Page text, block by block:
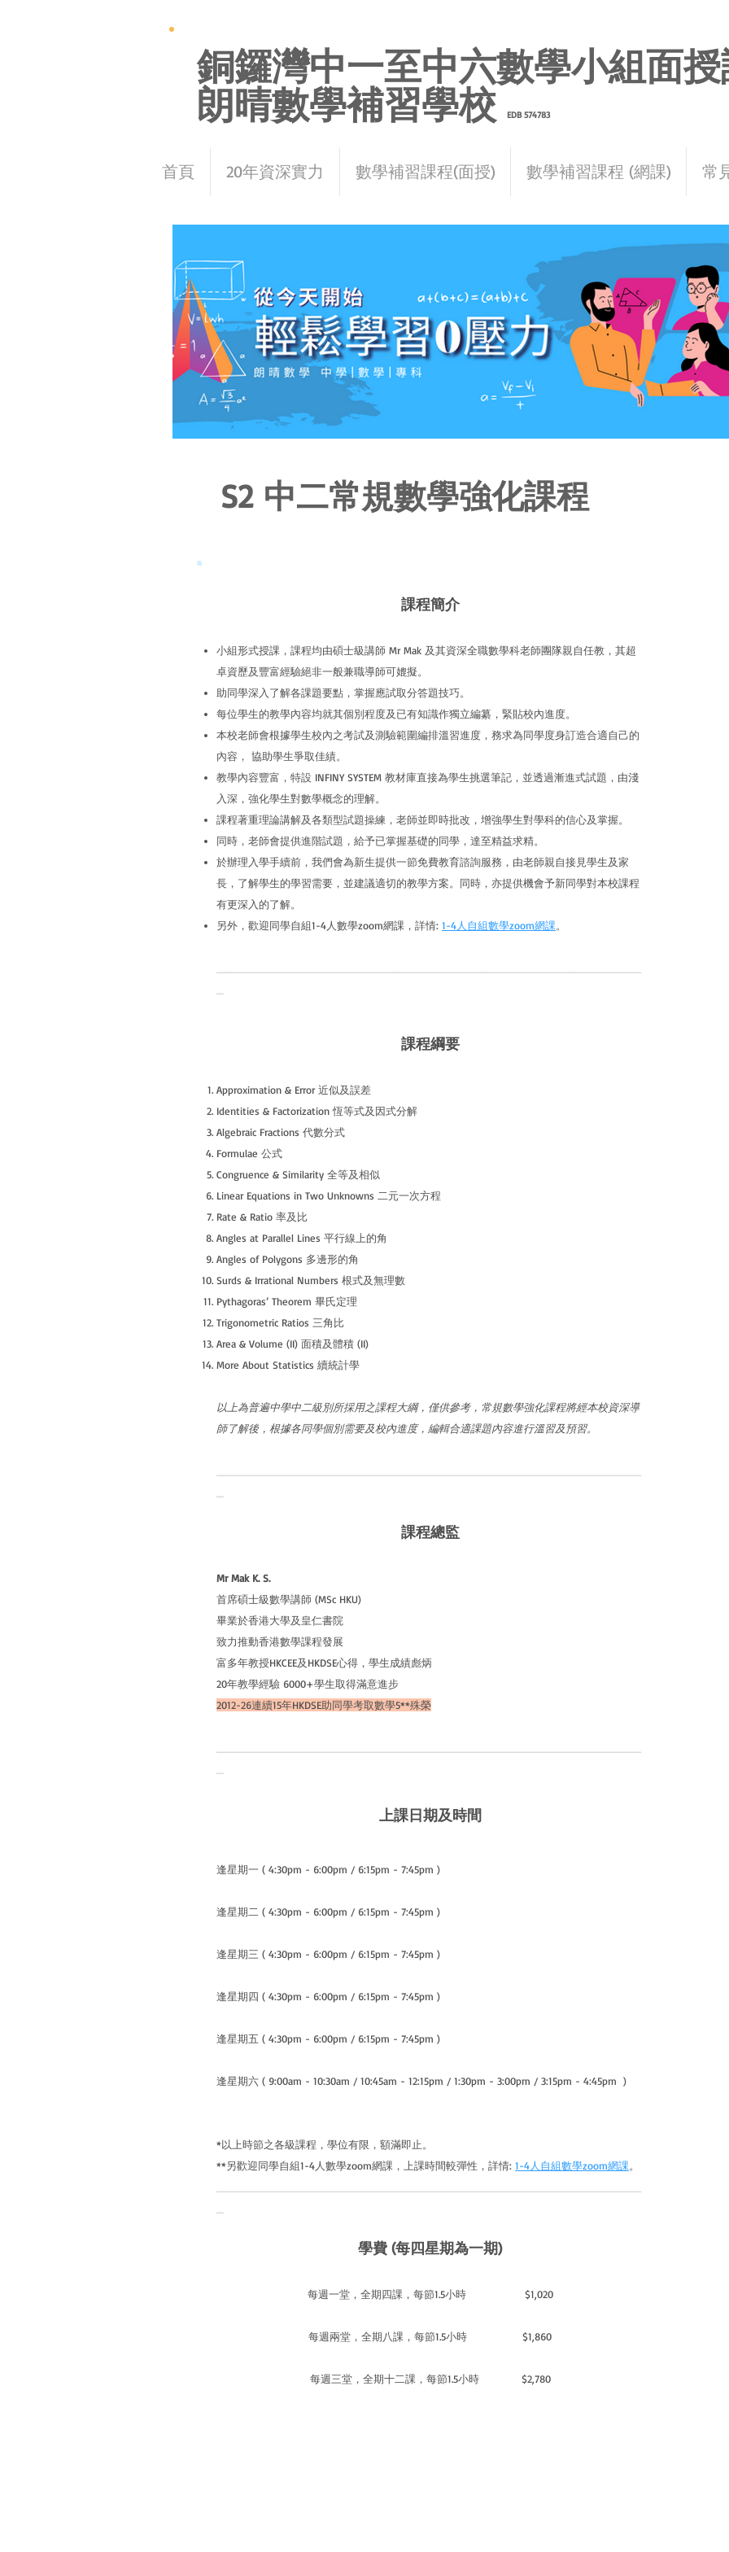
銅鑼灣中一至中六數學小組面
朗晴數學補習學校
EDB 574783朗晴數學補習社
首頁 20年資深實力 數學補習課程(面授) 數學補習課程 (網課) 常
S2 中二常規數學強化課程
課程簡介
小組形式授課，課程均由碩士級講師 Mr Mak 及其資深全職數學科老師團隊親自任教，其超
卓資歷及豐富經驗絕非一般兼職導師可媲擬。
助同學深入了解各課題要點，掌握應試取分答題技巧。
每位學生的教學內容均就其個別程度及已有知識作獨立編纂，緊貼校內進度。
本校老師會根據學生校內之考試及測驗範圍編排溫習進度，務求為同學度身訂造合適自己的
內容， 協助學生爭取佳績。
教學內容豐富，特設 INFINY SYSTEM 教材庫直接為學生挑選筆記，並透過漸進式試題，由淺
入深，強化學生對數學概念的理解。
課程著重理論講解及各類型試題操練，老師並即時批改，增強學生對學科的信心及掌握。
同時，老師會提供進階試題，給予已掌握基礎的同學，達至精益求精。
於辦理入學手續前，我們會為新生提供一節免費教育諮詢服務，由老師親自接見學生及家
長，了解學生的學習需要，並建議適切的教學方案。同時，亦提供機會予新同學對本校課程
有更深入的了解。
另外，歡迎同學自組1-4人數學zoom網課，詳情: 1-4人自組數學zoom網課。
課程綱要
Approximation & Error 近似及誤差
Identities & Factorization 恆等式及因式分解
Algebraic Fractions 代數分式
Formulae 公式
Congruence & Similarity 全等及相似
Linear Equations in Two Unknowns 二元一次方程
Rate & Ratio 率及比
Angles at Parallel Lines 平行線上的角
Angles of Polygons 多邊形的角
Surds & Irrational Numbers 根式及無理數
Pythagoras’ Theorem 畢氏定理
Trigonometric Ratios 三角比
Area & Volume (II) 面積及體積 (II)
More About Statistics 續統計學
以上為普遍中學中二級別所採用之課程大綱，僅供參考，常規數學強化課程將經本校資深導
師了解後，根據各同學個別需要及校內進度，編輯合適課題內容進行溫習及預習。
課程總監
Mr Mak K. S.
首席碩士級數學講師 (MSc HKU)
畢業於香港大學及皇仁書院
致力推動香港數學課程發展
富多年教授HKCEE及HKDSE心得，學生成績彪炳
20年教學經驗 6000+學生取得滿意進步
2012-26連續15年HKDSE助同學考取數學5**殊榮
上課日期及時間
​逢星期一 ( 4:30pm - 6:00pm / 6:15pm - 7:45pm )
逢星期二 ( 4:30pm - 6:00pm / 6:15pm - 7:45pm )
逢星期三 ( 4:30pm - 6:00pm / 6:15pm - 7:45pm )
逢星期四 ( 4:30pm - 6:00pm / 6:15pm - 7:45pm )
逢星期五 ( 4:30pm - 6:00pm / 6:15pm - 7:45pm )
逢星期六 ( 9:00am - 10:30am / 10:45am - 12:15pm / 1:30pm - 3:00pm / 3:15pm - 4:45pm )
​*以上時節之各級課程，學位有限，額滿即止。
**另歡迎同學自組1-4人數學zoom網課，上課時間較彈性，詳情: 1-4人自組數學zoom網課。
學費 (每四星期為一期)
每週一堂，全期四課，每節1.5小時 $1,020
每週兩堂，全期八課，每節1.5小時 $1,860
每週三堂，全期十二課，每節1.5小時 $2,780